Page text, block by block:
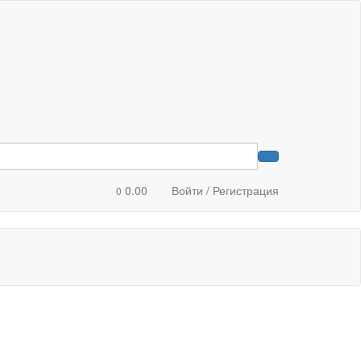
0 0.00 Войти / Регистрация